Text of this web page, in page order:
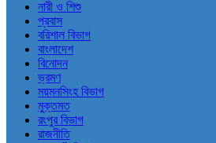
নারী ও শিশু
প্রবাস
বরিশাল বিভাগ
বাংলাদেশ
বিনোদন
ভ্রমণ
ময়মনসিংহ বিভাগ
মুক্তমত
রংপুর বিভাগ
রাজনীতি